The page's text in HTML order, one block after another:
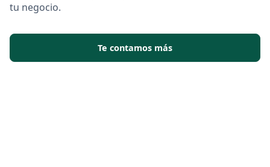
tu negocio.
Te contamos más